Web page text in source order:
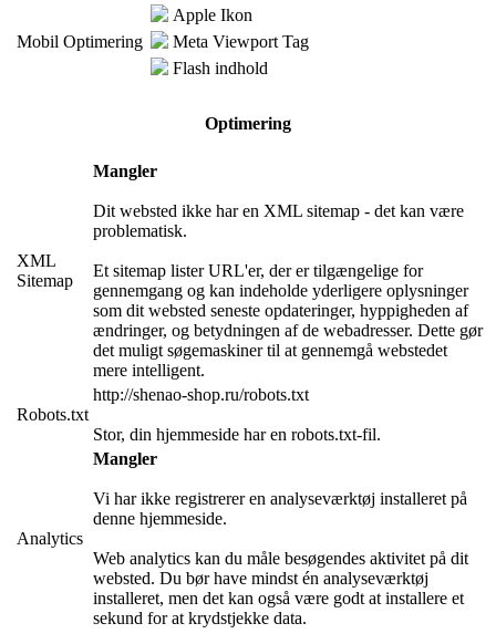
Mobil Optimering
Apple Ikon
Meta Viewport Tag
Flash indhold
Optimering
XML
Sitemap
Mangler
Dit websted ikke har en XML sitemap - det kan være
problematisk.
Et sitemap lister URL'er, der er tilgængelige for
gennemgang og kan indeholde yderligere oplysninger
som dit websted seneste opdateringer, hyppigheden af
ændringer, og betydningen af de webadresser. Dette gør
det muligt søgemaskiner til at gennemgå webstedet
mere intelligent.
Robots.txt
http://shenao-shop.ru/robots.txt
Stor, din hjemmeside har en robots.txt-fil.
Analytics
Mangler
Vi har ikke registrerer en analyseværktøj installeret på
denne hjemmeside.
Web analytics kan du måle besøgendes aktivitet på dit
websted. Du bør have mindst én analyseværktøj
installeret, men det kan også være godt at installere et
sekund for at krydstjekke data.